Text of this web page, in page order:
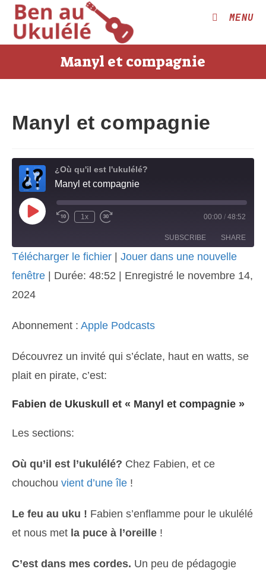
Skip
content
MENU
Manyl et compagnie
Manyl et compagnie
¿Où qu'il est l'ukulélé?
Manyl et compagnie
Play
Episode Rewind
1x
Fast
seconds
00:00 / 48:52
SUBSCRIBE SHARE
Apple Podcasts
RSS FEED
SHARE
LINK
Télécharger le fichier
Jouer dans une nouvelle
fenêtre
Durée: 48:52
Enregistré le novembre 14,
2024
Abonnement : Apple Podcasts
Découvrez un invité qui s’éclate, haut en watts, se
plait en pirate, c’est:
Fabien de Ukuskull et « Manyl et compagnie »
Les sections:
Où qu’il est l’ukulélé? Chez Fabien, et ce
chouchou vient d’une île !
Le feu au uku ! Fabien s’enflamme pour le ukulélé
et nous met la puce à l’oreille !
C’est dans mes cordes. Un peu de pédagogie